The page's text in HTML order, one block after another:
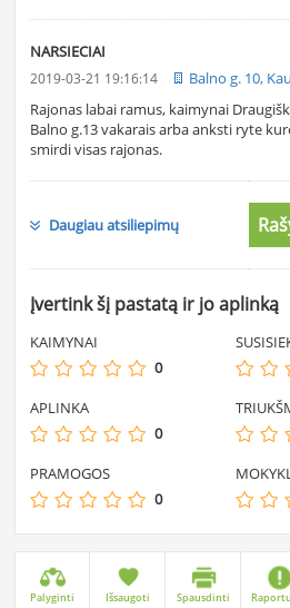
NARSIECIAI
2019-03-21 19:16:14
Balno g. 10,
Rajonas labai ramus, kaimynai
Balno g.13 vakarais arba anksti ryte
smirdi visas rajonas.
Daugiau atsiliepimų
Įvertink šį pastatą ir jo aplinką
KAIMYNAI
0
APLINKA
0
PRAMOGOS
0
Palyginti Išsaugoti Spausdinti